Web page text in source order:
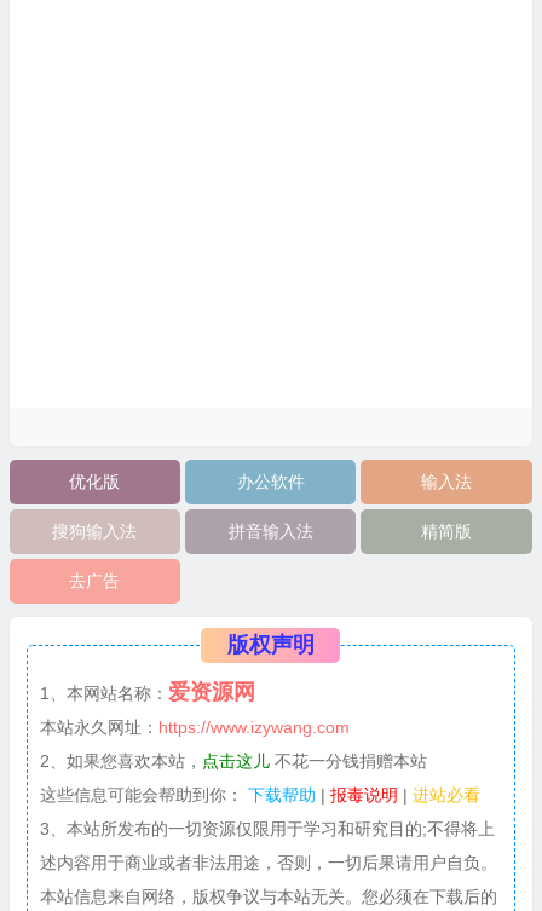
优化版 办公软件 输入法
搜狗输入法 拼音输入法 精简版
去广告
版权声明
1、本网站名称： 爱资源网
本站永久网址： https://www.izywang.com
2、如果您喜欢本站， 点击这儿不花一分钱捐赠本站
这些信息可能会帮助到你：
下载帮助 | 报毒说明 | 进站必看
3、本站所发布的一切资源仅限用于学习和研究目的;不得将上
述内容用于商业或者非法用途，否则，一切后果请用户自负。
本站信息来自网络，版权争议与本站无关。您必须在下载后的